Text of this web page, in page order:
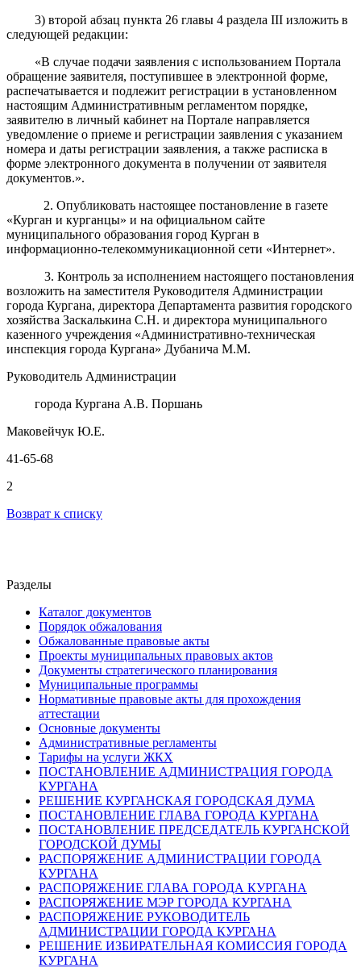
3) второй абзац пункта 26 главы 4 раздела III изложить в
следующей редакции:
«В случае подачи заявления с использованием Портала
обращение заявителя, поступившее в электронной форме,
распечатывается и подлежит регистрации в установленном
настоящим Административным регламентом порядке,
заявителю в личный кабинет на Портале направляется
уведомление о приеме и регистрации заявления с указанием
номера и даты регистрации заявления, а также расписка в
форме электронного документа в получении от заявителя
документов.».
2.Опубликовать настоящее постановление в газете
«Курган и курганцы» и на официальном сайте
муниципального образования город Курган в
информационно-телекоммуникационной сети «Интернет».
3. Контроль за исполнением настоящего постановления
возложить на заместителя Руководителя Администрации
города Кургана, директора Департамента развития городского
хозяйства Заскалькина С.Н. и директора муниципального
казенного учреждения «Административно-техническая
инспекция города Кургана» Дубанича М.М.
Руководитель Администрации
города Кургана А.В. Поршань
Маковейчук Ю.Е.
41-65-68
2
Возврат к списку
Разделы
Каталог документов
Порядок обжалования
Обжалованные правовые акты
Проекты муниципальных правовых актов
Документы стратегического планирования
Муниципальные программы
Нормативные правовые акты для прохождения
аттестации
Основные документы
Административные регламенты
Тарифы на услуги ЖКХ
ПОСТАНОВЛЕНИЕ АДМИНИСТРАЦИЯ ГОРОДА
КУРГАНА
РЕШЕНИЕ КУРГАНСКАЯ ГОРОДСКАЯ ДУМА
ПОСТАНОВЛЕНИЕ ГЛАВА ГОРОДА КУРГАНА
ПОСТАНОВЛЕНИЕ ПРЕДСЕДАТЕЛЬ КУРГАНСКОЙ
ГОРОДСКОЙ ДУМЫ
РАСПОРЯЖЕНИЕ АДМИНИСТРАЦИИ ГОРОДА
КУРГАНА
РАСПОРЯЖЕНИЕ ГЛАВА ГОРОДА КУРГАНА
РАСПОРЯЖЕНИЕ МЭР ГОРОДА КУРГАНА
РАСПОРЯЖЕНИЕ РУКОВОДИТЕЛЬ
АДМИНИСТРАЦИИ ГОРОДА КУРГАНА
РЕШЕНИЕ ИЗБИРАТЕЛЬНАЯ КОМИССИЯ ГОРОДА
КУРГАНА